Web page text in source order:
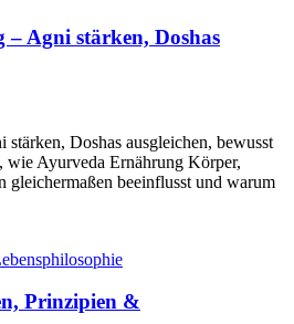
Agni stärken, Doshas
Doshas ausgleichen, bewusst
wie Ayurveda Ernährung Körper,
gleichermaßen beeinflusst und warum
Prinzipien &